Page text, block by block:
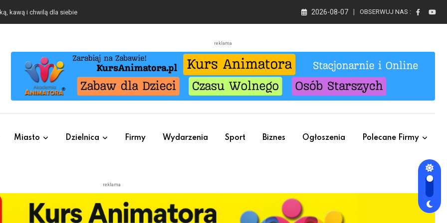
kawą i chwilą dla siebie 2026-08-07 OBSERWUJ NAS :
reklama
Miasto Dzielnica Firmy Wydarzenia Sport Biznes Ogłoszenia Polecane Firmy
reklama